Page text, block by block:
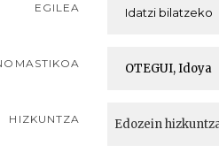
EGILEA
HIZKUNTZA